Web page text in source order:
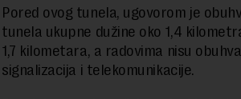
Pored ovog tunela, ugovorom je
tunela ukupne dužine oko 1,4
1,7 kilometara, a radovima nisu
signalizacija i telekomunikacije.